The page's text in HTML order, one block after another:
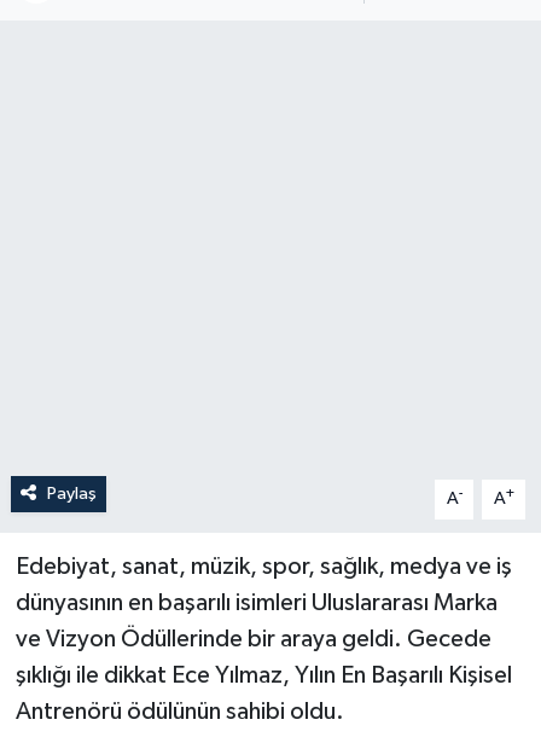
Paylaş A- A+
Edebiyat, sanat, müzik, spor, sağlık, medya ve iş
dünyasının en başarılı isimleri Uluslararası Marka
ve Vizyon Ödüllerinde bir araya geldi. Gecede
şıklığı ile dikkat Ece Yılmaz, Yılın En Başarılı Kişisel
Antrenörü ödülünün sahibi oldu.